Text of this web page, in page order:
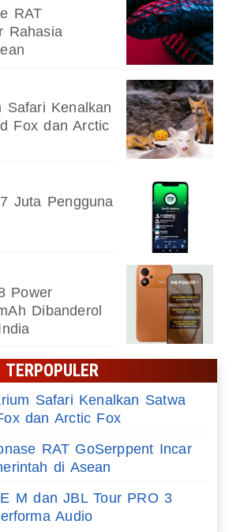
RAT
Rahasia
Safari Kenalkan
Fox dan Arctic
Juta Pengguna
Power
Dibanderol
TERPOPULER
Safari Kenalkan Satwa
dan Arctic Fox
RAT GoSerppent Incar
di Asean
M dan JBL Tour PRO 3
Audio